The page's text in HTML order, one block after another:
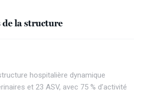
de la structure
hospitalière dynamique
et 23 ASV, avec 75 % d’activité